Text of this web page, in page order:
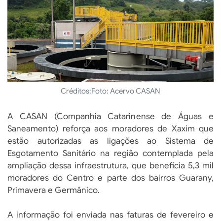
Créditos:Foto: Acervo CASAN
A CASAN (Companhia Catarinense de Águas e
Saneamento) reforça aos moradores de Xaxim que
estão autorizadas as ligações ao Sistema de
Esgotamento Sanitário na região contemplada pela
ampliação dessa infraestrutura, que beneficia 5,3 mil
moradores do Centro e parte dos bairros Guarany,
Primavera e Germânico.
A informação foi enviada nas faturas de fevereiro e